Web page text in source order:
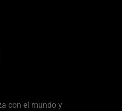
con el mundo y